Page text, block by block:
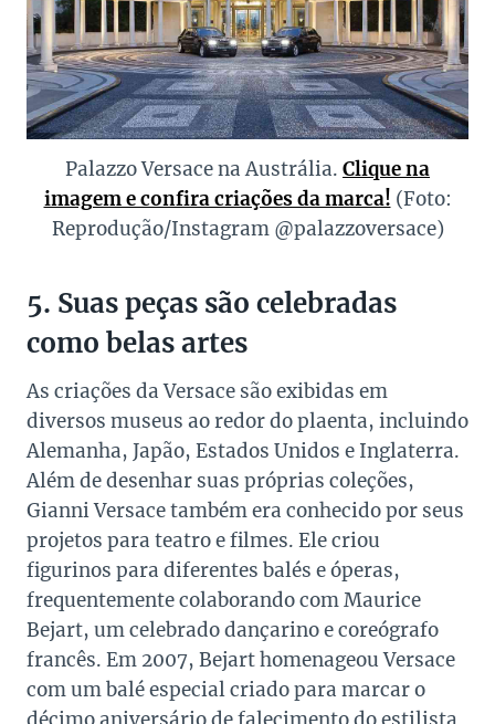
Palazzo Versace na Austrália. Clique na
imagem e confira criações da marca! (Foto:
Reprodução/Instagram @palazzoversace)
5. Suas peças são celebradas
como belas artes
As criações da Versace são exibidas em
diversos museus ao redor do plaenta, incluindo
Alemanha, Japão, Estados Unidos e Inglaterra.
Além de desenhar suas próprias coleções,
Gianni Versace também era conhecido por seus
projetos para teatro e filmes. Ele criou
figurinos para diferentes balés e óperas,
frequentemente colaborando com Maurice
Bejart, um celebrado dançarino e coreógrafo
francês. Em 2007, Bejart homenageou Versace
com um balé especial criado para marcar o